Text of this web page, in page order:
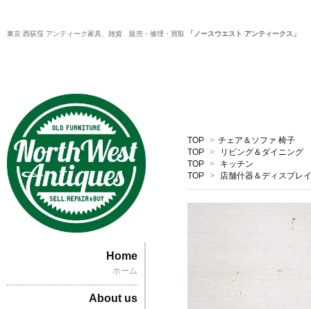
東京 西荻窪 アンティーク家具、雑貨 販売・修理・買取 「ノースウエスト アンティークス」
TOP > チェア＆ソファ 椅子
TOP >
リビング＆ダイニング
TOP >
キッチン
TOP > 店舗什器＆ディスプレイ
Home
ホーム
About us